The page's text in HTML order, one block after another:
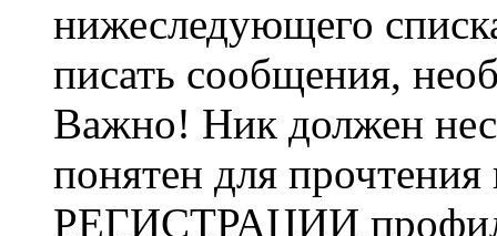
нижеследующего
писать сообщения,
Важно! Ник должен
понятен для
РЕГИСТРАЦИИ профиль